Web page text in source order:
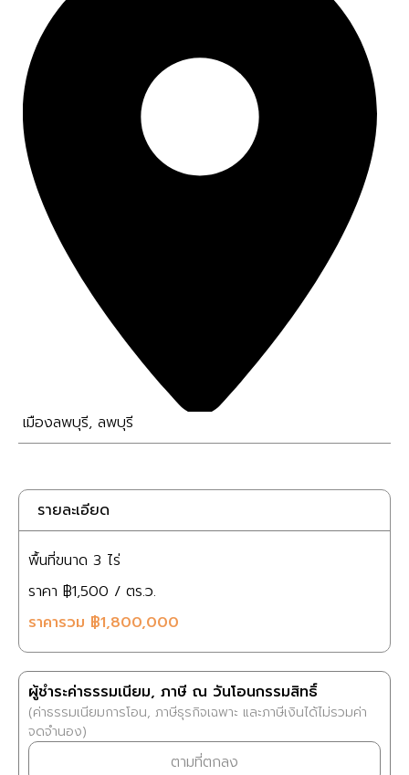
เมืองลพบุรี, ลพบุรี
รายละเอียด
พื้นที่ขนาด 3 ไร่
ราคา ฿1,500 / ตร.ว.
ราคารวม ฿1,800,000
ผู้ชำระค่าธรรมเนียม, ภาษี ณ วันโอนกรรมสิทธิ์
(ค่าธรรมเนียมการโอน, ภาษีธุรกิจเฉพาะ และภาษีเงินได้ไม่รวมค่า
จดจำนอง)
ตามที่ตกลง